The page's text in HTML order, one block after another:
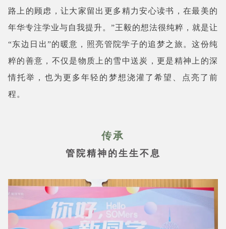
路上的顾虑，让大家留出更多精力安心读书，在最美的
年华专注学业与自我提升。”王毅的想法很纯粹，就是让
“东边日出”的暖意，照亮管院学子的追梦之旅。这份纯
粹的善意，不仅是物质上的雪中送炭，更是精神上的深
情托举，也为更多年轻的梦想浇灌了希望、点亮了前
程。
传承
管院精神的生生不息